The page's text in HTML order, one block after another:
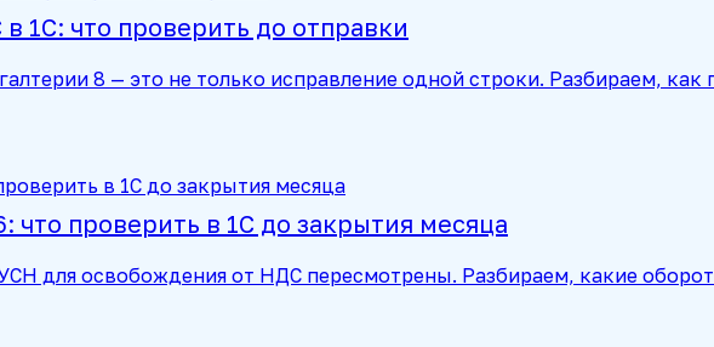
1С: что проверить до отправки
8 — это не только исправление одной строки. Разбираем,
проверить в 1С до закрытия месяца
для освобождения от НДС пересмотрены. Разбираем, какие